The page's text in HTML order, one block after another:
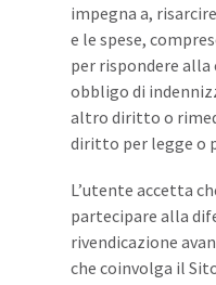
impegna a,
e le spese,
per rispondere
obbligo di
altro diritto o
diritto per legge o
L’utente accetta
partecipare alla
rivendicazione
che coinvolga il